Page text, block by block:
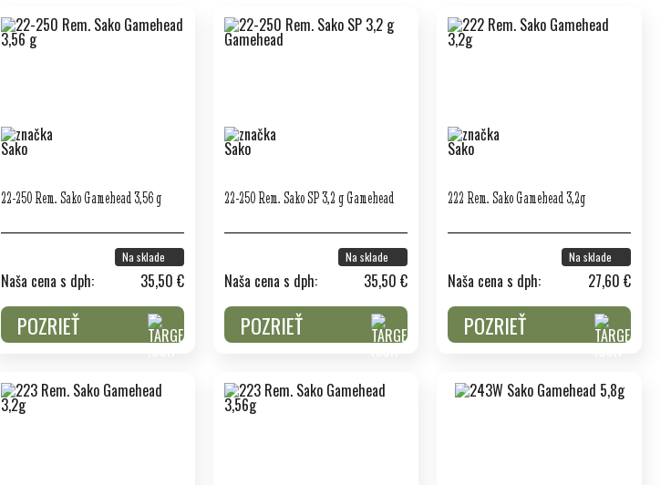
22-250 Rem. Sako Gamehead 3,56 g
Na sklade
Naša cena s dph: 35,50 €
POZRIEŤ
22-250 Rem. Sako SP 3,2 g Gamehead
Na sklade
Naša cena s dph: 35,50 €
POZRIEŤ
222 Rem. Sako Gamehead 3,2g
Na sklade
Naša cena s dph: 27,60 €
POZRIEŤ